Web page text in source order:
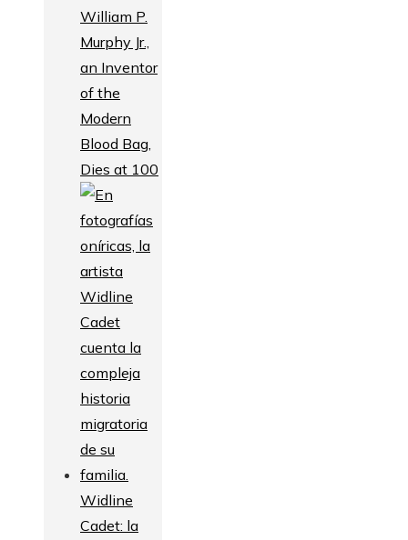
William P.
Murphy Jr.,
an Inventor
of the
Modern
Blood Bag,
Dies at 100
Widline
Cadet: la